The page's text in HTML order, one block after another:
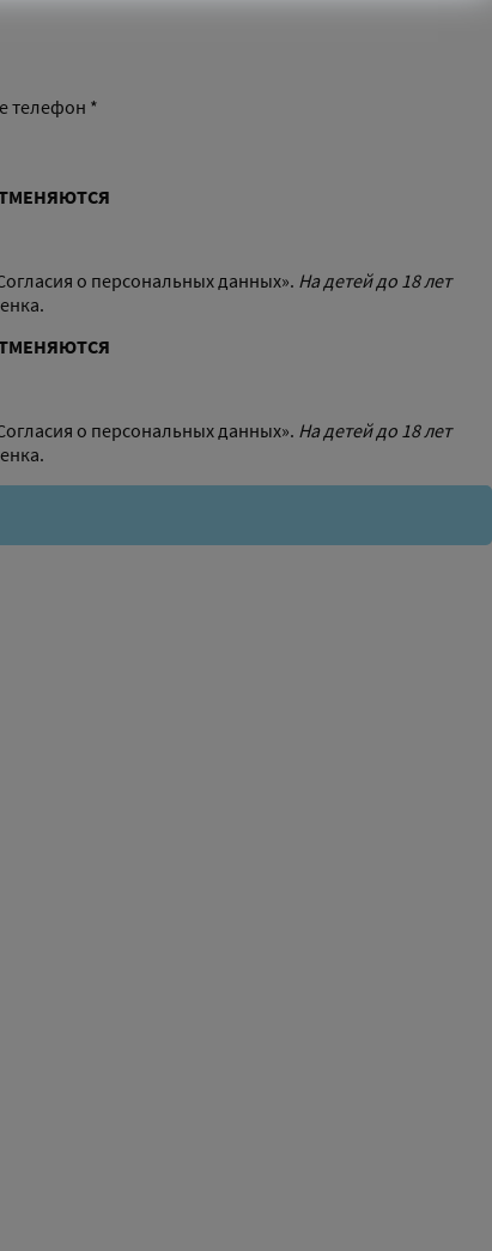
телефон *
о персональных данных». На детей до 18 лет
о персональных данных». На детей до 18 лет